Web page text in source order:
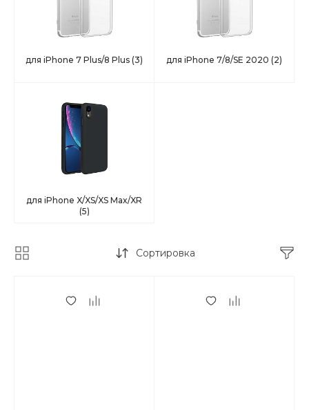
для iPhone 7 Plus/8 Plus (3) для iPhone 7/8/SE 2020 (2)
для iPhone X/XS/XS Max/XR
(5)
Сортировка